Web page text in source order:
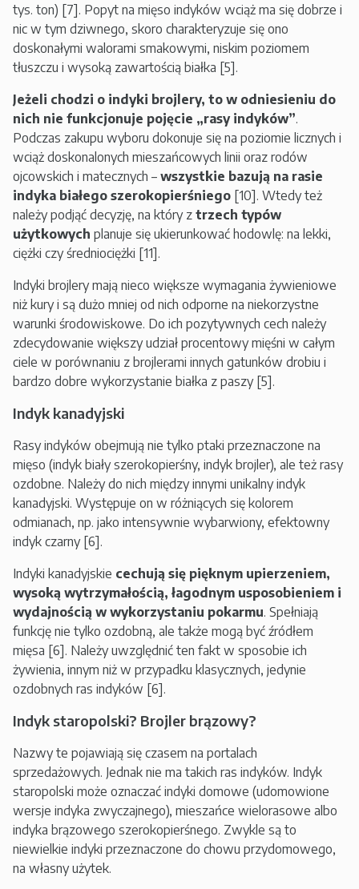
tys. ton) [7]. Popyt na mięso indyków wciąż ma się dobrze i
nic w tym dziwnego, skoro charakteryzuje się ono
doskonałymi walorami smakowymi, niskim poziomem
tłuszczu i wysoką zawartością białka [5].
Jeżeli chodzi o indyki brojlery, to w odniesieniu do
nich nie funkcjonuje pojęcie „rasy indyków”.
Podczas zakupu wyboru dokonuje się na poziomie licznych i
wciąż doskonalonych mieszańcowych linii oraz rodów
ojcowskich i matecznych – wszystkie bazują na rasie
indyka białego szerokopierśniego [10]. Wtedy też
należy podjąć decyzję, na który z trzech typów
użytkowych planuje się ukierunkować hodowlę: na lekki,
ciężki czy średniociężki [11].
Indyki brojlery mają nieco większe wymagania żywieniowe
niż kury i są dużo mniej od nich odporne na niekorzystne
warunki środowiskowe. Do ich pozytywnych cech należy
zdecydowanie większy udział procentowy mięśni w całym
ciele w porównaniu z brojlerami innych gatunków drobiu i
bardzo dobre wykorzystanie białka z paszy [5].
Indyk kanadyjski
Rasy indyków obejmują nie tylko ptaki przeznaczone na
mięso (indyk biały szerokopierśny, indyk brojler), ale też rasy
ozdobne. Należy do nich między innymi unikalny indyk
kanadyjski. Występuje on w różniących się kolorem
odmianach, np. jako intensywnie wybarwiony, efektowny
indyk czarny [6].
Indyki kanadyjskie cechują się pięknym upierzeniem,
wysoką wytrzymałością, łagodnym usposobieniem i
wydajnością w wykorzystaniu pokarmu. Spełniają
funkcję nie tylko ozdobną, ale także mogą być źródłem
mięsa [6]. Należy uwzględnić ten fakt w sposobie ich
żywienia, innym niż w przypadku klasycznych, jedynie
ozdobnych ras indyków [6].
Indyk staropolski? Brojler brązowy?
Nazwy te pojawiają się czasem na portalach
sprzedażowych. Jednak nie ma takich ras indyków. Indyk
staropolski może oznaczać indyki domowe (udomowione
wersje indyka zwyczajnego), mieszańce wielorasowe albo
indyka brązowego szerokopierśnego. Zwykle są to
niewielkie indyki przeznaczone do chowu przydomowego,
na własny użytek.